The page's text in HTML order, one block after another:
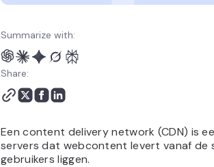
Summarize with:
Share:
Een content delivery network (CDN) is
servers dat webcontent levert vanaf
gebruikers liggen.